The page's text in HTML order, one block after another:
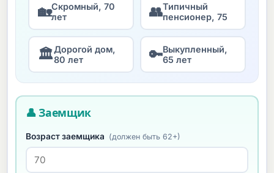
🏡Скромный, 70
лет
👥Типичный
пенсионер, 75
🏛Дорогой дом,
80 лет
🔑Выкупленный,
65 лет
👤 Заемщик
Возраст заемщика (должен быть 62+)